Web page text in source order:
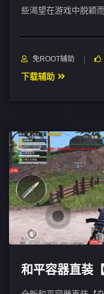
些渴望在游戏中脱颖
免ROOT辅助
下载辅助
和平容器直装